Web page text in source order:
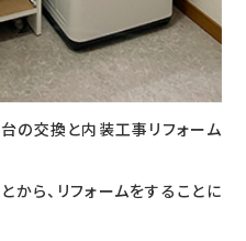
の交換と内装工事リフォーム
ら、リフォームをすることに